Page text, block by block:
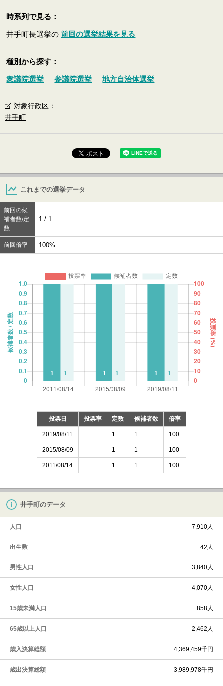
時系列で見る：
井手町長選挙の前回の選挙結果を見る
種別から探す：
衆議院選挙 参議院選挙 地方自治体選挙
対象行政区 ：
井手町
これまでの選挙データ
前回の候
補者数/定
数
1 / 1
前回倍率 100%
投票日 投票率 定数 候補者数 倍率
2019/08/11 1 1 100
2015/08/09 1 1 100
2011/08/14 1 1 100
井手町のデータ
人口 7,910人
出生数 42人
男性人口 3,840人
女性人口 4,070人
15歳未満人口 858人
65歳以上人口 2,462人
歳入決算総額 4,369,459千円
歳出決算総額 3,989,978千円